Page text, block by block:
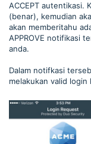
ACCEPT autentikasi.
(benar), kemudian
akan memberitahu
APPROVE notifikasi
anda.
Dalam notifkasi
melakukan valid login